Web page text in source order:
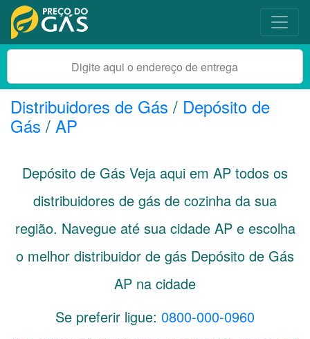
Distribuidores de Gás / Depósito de
Gás / AP
Depósito de Gás Veja aqui em AP todos os
distribuidores de gás de cozinha da sua
região. Navegue até sua cidade APe escolha
o melhor distribuidor de gás Depósito de Gás
AP na cidade
Se preferir ligue: 0800-000-0960